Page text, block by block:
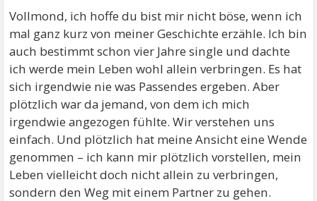
Vollmond, ich hoffe du bist mir nicht böse, wenn ich
mal ganz kurz von meiner Geschichte erzähle. Ich bin
auch bestimmt schon vier Jahre single und dachte
ich werde mein Leben wohl allein verbringen. Es hat
sich irgendwie nie was Passendes ergeben. Aber
plötzlich war da jemand, von dem ich mich
irgendwie angezogen fühlte. Wir verstehen uns
einfach. Und plötzlich hat meine Ansicht eine Wende
genommen – ich kann mir plötzlich vorstellen, mein
Leben vielleicht doch nicht allein zu verbringen,
sondern den Weg mit einem Partner zu gehen.